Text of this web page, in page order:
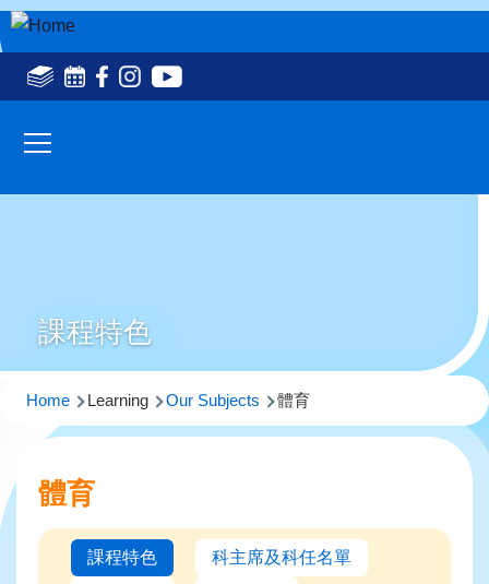
Skip to main content
Social
Media
navigation
課程特色
Breadcrumb
Home Learning Our Subjects 體育
體育
課程特色
科主席及科任名單